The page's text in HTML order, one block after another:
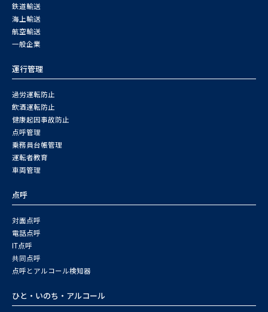
鉄道輸送
海上輸送
航空輸送
一般企業
運行管理
過労運転防止
飲酒運転防止
健康起因事故防止
点呼管理
乗務員台帳管理
運転者教育
車両管理
点呼
対面点呼
電話点呼
IT点呼
共同点呼
点呼とアルコール検知器
ひと・いのち・アルコール